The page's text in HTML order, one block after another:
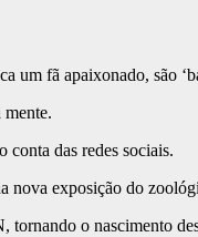
conta das redes sociais.
exposição do
o nascimento